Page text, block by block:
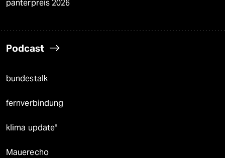
panterpreis 2026
Podcast
bundestalk
fernverbindung
klima update°
Mauerecho